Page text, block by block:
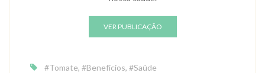
VER PUBLICAÇÃO
#tomate, #benefícios, #saúde